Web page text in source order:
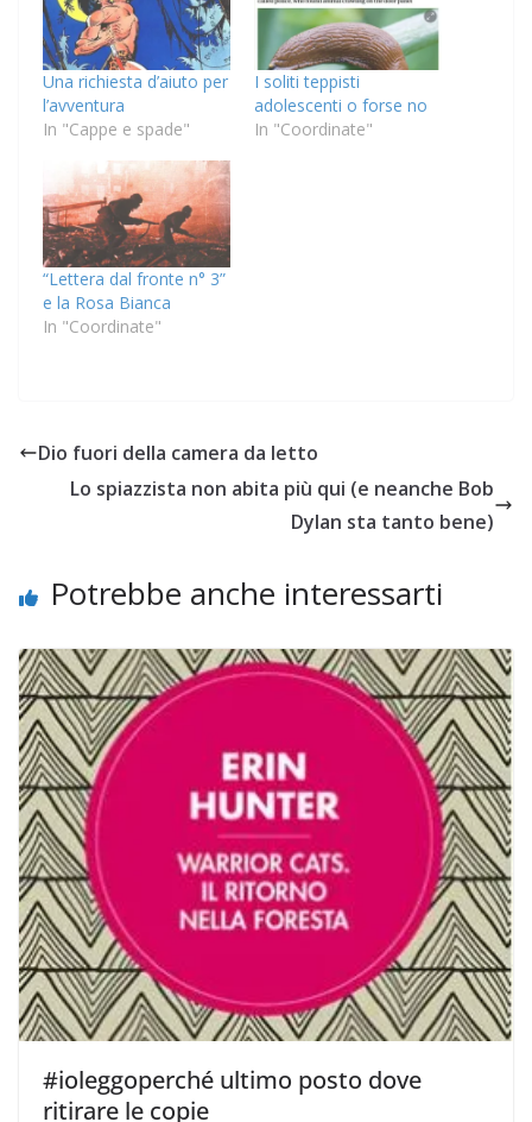
Una richiesta d’aiuto per
l’avventura
In "Cappe e spade"
I soliti teppisti
adolescenti o forse no
In "Coordinate"
“Lettera dal fronte n° 3”
e la Rosa Bianca
In "Coordinate"
Dio fuori della camera da letto
Lo spiazzista non abita più qui (e neanche Bob
Dylan sta tanto bene)
Potrebbe anche interessarti
#ioleggoperché ultimo posto dove
ritirare le copie